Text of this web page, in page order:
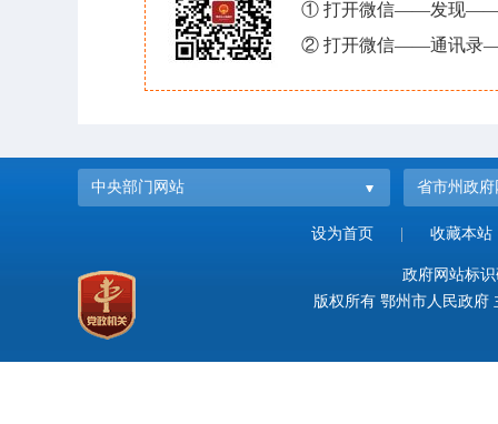
① 打开微信——发现——
② 打开微信——通讯录
中央部门网站 省市州政府
设为首页 收藏本站
政府网站标
版权所有 鄂州市人民政府